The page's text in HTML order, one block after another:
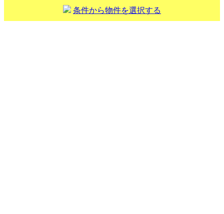
条件から物件を選択する